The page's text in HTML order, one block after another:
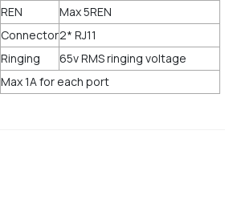
REN
Max 5REN
Connector2* RJ11
Ringing
65v RMS ringing voltage
Max 1A for each port